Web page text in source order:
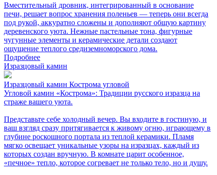
Вместительный дровник, интегрированный в основание
печи, решает вопрос хранения поленьев — теперь они всегда
под рукой, аккуратно сложены и дополняют общую картину
деревенского уюта. Нежные пастельные тона, фигурные
чугунные элементы и керамические детали создают
ощущение теплого средиземноморского дома.
Подробнее
Изразцовый камин
Изразцовый камин Кострома угловой
Угловой камин «Кострома»: Традиции русского изразца на
страже вашего уюта.
Представьте себе холодный вечер. Вы входите в гостиную, и
ваш взгляд сразу притягивается к живому огню, играющему в
глубине роскошного портала из теплой керамики. Пламя
мягко освещает уникальные узоры на изразцах, каждый из
которых создан вручную. В комнате царит особенное,
«печное» тепло, которое согревает не только тело, но и душу.